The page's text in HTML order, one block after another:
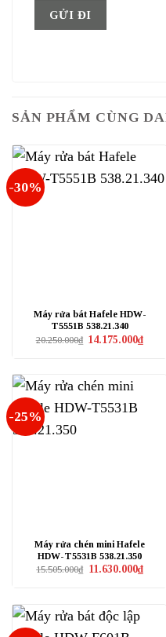
SẢN PHẨM CÙNG
-30%
Máy rửa bát Hafele HDW-
T5551B 538.21.340
20.250.000₫ Giá
14.175.000₫Giá
hiện
-25%
Máy rửa chén mini Hafele
HDW-T5531B 538.21.350
15.505.000₫ Giá
11.630.000₫Giá
hiện